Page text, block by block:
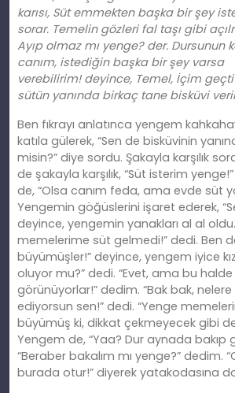
karısı, Süt emmekten başka bir şey
sorar. Temelin gözleri fal taşı gibi
Ayıp olmaz mı yenge? der. Dursunun
canım, istediğin başka bir şey varsa
verebilirim!deyince, Temel, İçim
sütün yanında birkaç tane bisküvi
Ben fıkrayı anlatınca yengem
katıla gülerek, “Sen de bisküvinin
misin?” diye sordu. Şakayla karşılık
de şakayla karşılık, “Süt isterim
de, “Olsa canım feda, ama evde süt
Yengemin göğüslerini işaret ederek,
deyince, yengemin yanakları al al
memelerime süt gelmedi!” dedi. Ben
büyümüşler!” deyince, yengem iyice
oluyor mu?” dedi. “Evet, ama bu
görünüyorlar!” dedim. “Bak bak,
ediyorsun sen!” dedi. “Yenge
büyümüş ki, dikkat çekmeyecek gibi
Yengem de, “Yaa? Dur aynada bakıp
“Beraber bakalım mı yenge?” dedim.
burada otur!” diyerek yatakodasına